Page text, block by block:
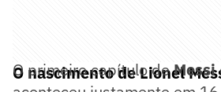
O nascimento de Lionel
O primeiro capítulo deMessi